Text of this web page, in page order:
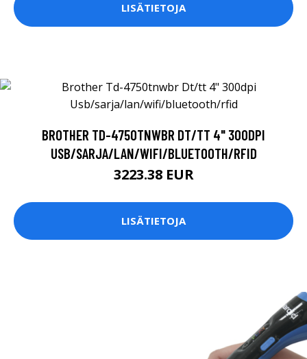
LISÄTIETOJA
BROTHER TD-4750TNWBR DT/TT 4" 300DPI
USB/SARJA/LAN/WIFI/BLUETOOTH/RFID
3223.38 EUR
LISÄTIETOJA